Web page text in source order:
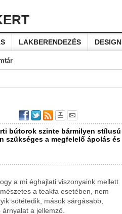
LAKBERENDEZÉS DESIGN
bútorok szinte bármilyen stílusú
szükséges a megfelelő ápolás és
a mi éghajlati viszonyaink mellett
a teakfa esetében, nem
sötétedik, mások sárgásabb,
a jellemző.